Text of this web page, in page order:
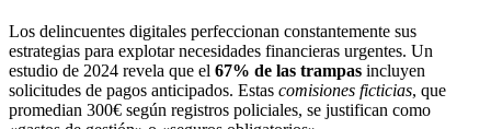
Los delincuentes digitales perfeccionan constantemente sus
estrategias para explotar necesidades financieras urgentes. Un
estudio de 2024 revela que el 67% de las trampas incluyen
solicitudes de pagos anticipados. Estas comisiones ficticias, que
promedian 300€ según registros policiales, se justifican como